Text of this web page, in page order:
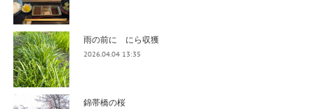
雨の前に にら収獲
2026.04.04 13:35
錦帯橋の桜